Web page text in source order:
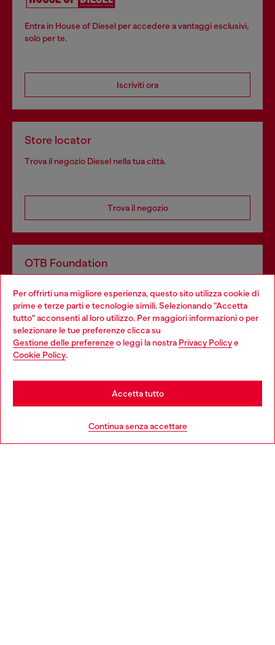
Per offrirti una migliore esperienza, questo sito utilizza cookie di
prime e terze parti e tecnologie simili. Selezionando "Accetta
tutto" acconsenti al loro utilizzo. Per maggiori informazioni o per
selezionare le tue preferenze clicca su
Gestione delle preferenzeo leggi la nostra Privacy Policye
Cookie Policy.
Continua senza accettare
Accetta tutto
Entra in House of Diesel per accedere a vantaggi esclusivi,
solo per te.
Iscriviti ora
Store locator
Trova il negozio Diesel nella tua città.
Trova il negozio
OTB Foundation
profit del gruppo OTB che sostiene progetti concreti per
giovani, donne, inclusione ed emergenze in tutto il mondo.
Choose your location
You are currently browsing Italia website, but it seems you may
be based in United States